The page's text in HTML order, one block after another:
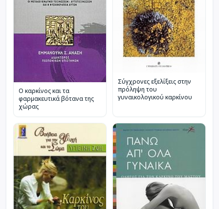
Ο καρκίνος και τα
φαρμακευτικά βότανα της
χώρας
Σύγχρονες εξελίξεις στην
πρόληψη του
γυναικολογικού καρκίνου